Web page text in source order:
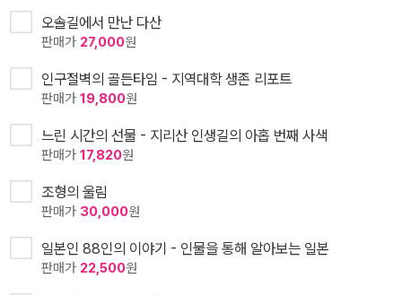
오솔길에서 만난 다산
판매가 27,000원
인구절벽의 골든타임 - 지역대학 생존 리포트
판매가 19,800원
느린 시간의 선물 - 지리산 인생길의 아홉 번째 사색
판매가 17,820원
조형의 울림
판매가 30,000원
일본인 88인의 이야기 - 인물을 통해 알아보는 일본
판매가 22,500원